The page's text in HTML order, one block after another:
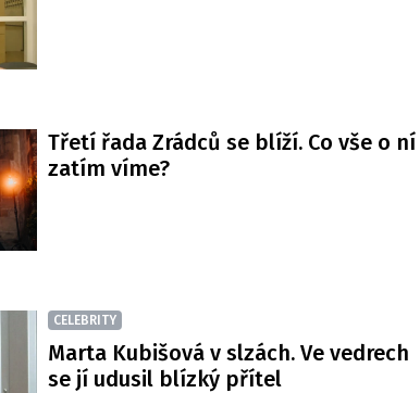
Třetí řada Zrádců se blíží. Co vše o ní
zatím víme?
CELEBRITY
Marta Kubišová v slzách. Ve vedrech
se jí udusil blízký přítel